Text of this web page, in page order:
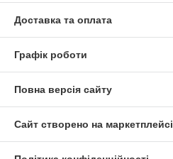
Доставка та оплата
Графік роботи
Повна версія сайту
Сайт створено на маркетплейсі